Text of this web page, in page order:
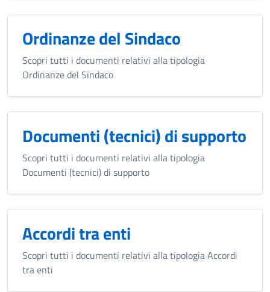
Ordinanze del Sindaco
Scopri tutti i documenti relativi alla tipologia
Ordinanze del Sindaco
Documenti (tecnici) di supporto
Scopri tutti i documenti relativi alla tipologia
Documenti (tecnici) di supporto
Accordi tra enti
Scopri tutti i documenti relativi alla tipologia Accordi
tra enti